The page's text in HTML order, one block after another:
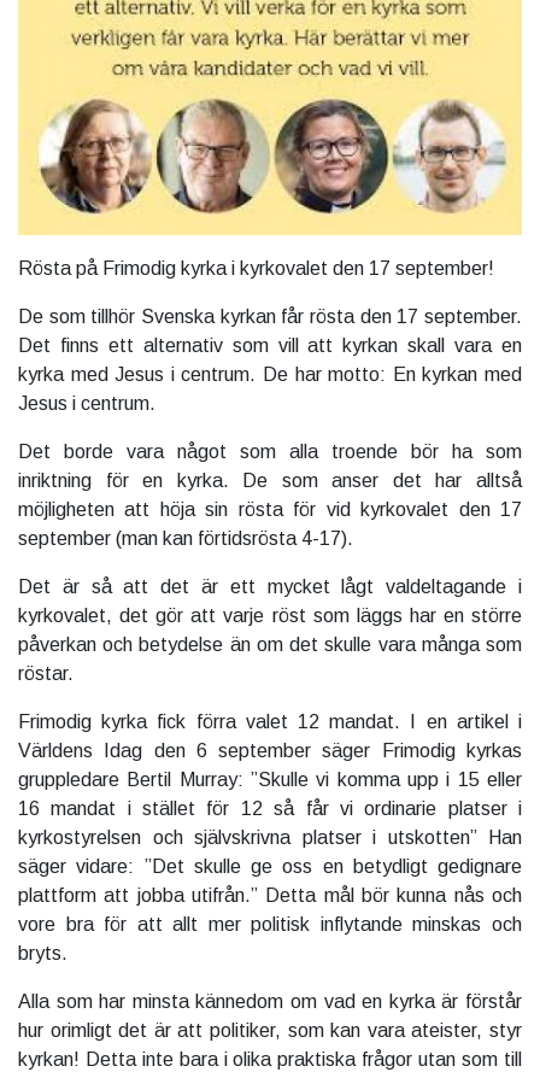
Rösta på Frimodig kyrka i kyrkovalet den 17 september!
De som tillhör Svenska kyrkan får rösta den 17 september.
Det finns ett alternativ som vill att kyrkan skall vara en
kyrka med Jesus i centrum. De har motto: En kyrkan med
Jesus i centrum.
Det borde vara något som alla troende bör ha som
inriktning för en kyrka. De som anser det har alltså
möjligheten att höja sin rösta för vid kyrkovalet den 17
september (man kan förtidsrösta 4-17).
Det är så att det är ett mycket lågt valdeltagande i
kyrkovalet, det gör att varje röst som läggs har en större
påverkan och betydelse än om det skulle vara många som
röstar.
Frimodig kyrka fick förra valet 12 mandat. I en artikel i
Världens Idag den 6 september säger Frimodig kyrkas
gruppledare Bertil Murray: ”Skulle vi komma upp i 15 eller
16 mandat i stället för 12 så får vi ordinarie platser i
kyrkostyrelsen och självskrivna platser i utskotten” Han
säger vidare: ”Det skulle ge oss en betydligt gedignare
plattform att jobba utifrån.” Detta mål bör kunna nås och
vore bra för att allt mer politisk inflytande minskas och
bryts.
Alla som har minsta kännedom om vad en kyrka är förstår
hur orimligt det är att politiker, som kan vara ateister, styr
kyrkan! Detta inte bara i olika praktiska frågor utan som till